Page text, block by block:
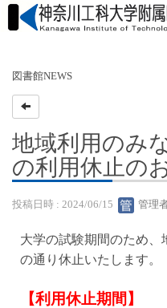
図書館NEWS
地域利用のみ
の利用休止の
投稿日時 : 2024/06/15 管理
大学の試験期間のため
の通り休止いたします。
【利用休止期間】